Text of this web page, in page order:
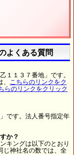
よくある質問
１１３７番地」です。
こちらのリンクをク
らのリンクをクリック
です。法人番号指定年
か？
キングは以下のとおり
じ神社名の数では、全